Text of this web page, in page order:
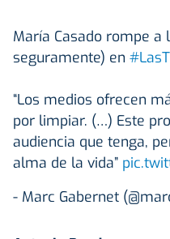
María Casado rompe
seguramente) en
“Los medios ofrecen
por limpiar. (…) Este
audiencia que tenga,
alma de la vida”
- Marc Gabernet